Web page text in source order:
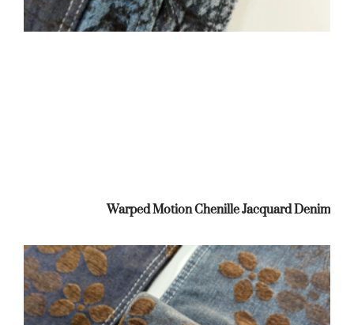
Warped Motion Chenille Jacquard Denim